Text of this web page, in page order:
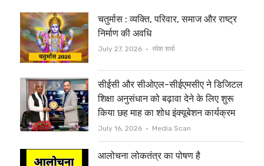
t
t
e
r
e
b
o
o
k
चतुर्मास : व्यक्ति, परिवार, समाज और राष्ट्र
निर्माण की अवधि
July 27, 2026 Author
रमेश शर्मा
सीईसी और सीओएल-सीईएमसीए ने डिजिटल
शिक्षा अनुसंधान को बढ़ावा देने के लिए शुरू
किया छह माह का शोध इंक्यूबेशन कार्यक्रम
July 16, 2026 Author
Media Scan
आलोचना लोकतंत्र का पोषण है